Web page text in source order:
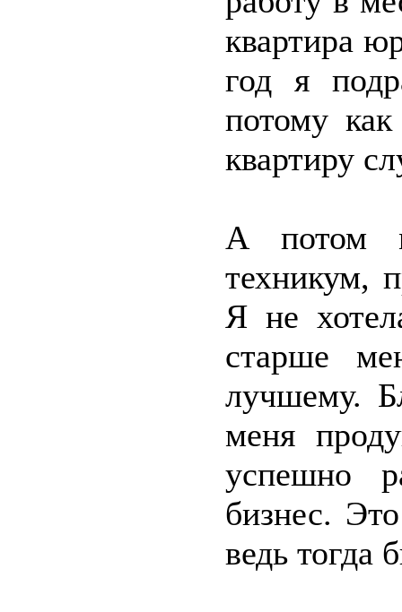
квартира
год я
потому
квартиру
А потом
техникум,
Я не
старше
лучшему.
меня
успешно
бизнес.
ведь тогда